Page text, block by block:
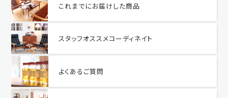
これまでにお届けした商品
スタッフオススメコーディネイト
よくあるご質問